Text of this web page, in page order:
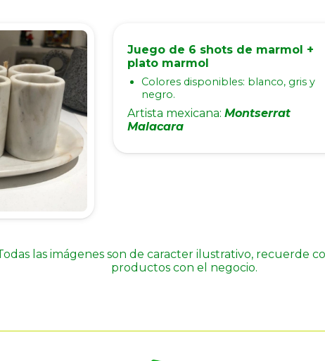
Juego de 6 shots de marmol +
plato marmol
Colores disponibles: blanco, gris y
negro.
Artista mexicana:Montserrat
Malacara
las imágenes son de caracter ilustrativo, recuerde
productos con el negocio.